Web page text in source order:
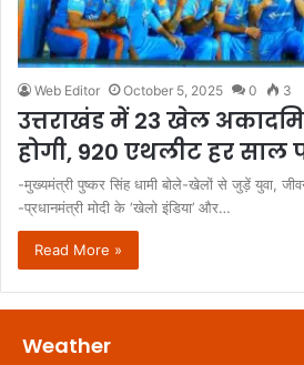
Web Editor October 5, 2025 0 3
उत्तराखंड में 23 खेल
होगी, 920 एथलीट हर साल
-मुख्यमंत्री पुष्कर सिंह धामी बोले-खेलों से जुड़ें युवा,
-प्रधानमंत्री मोदी के ‘खेलो इंडिया’ और…
Read More »
Weather